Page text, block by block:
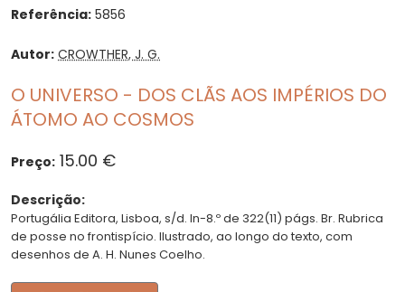
Referência: 5856
Autor: CROWTHER, J. G.
O UNIVERSO - DOS CLÃS AOS IMPÉRIOS DO
ÁTOMO AO COSMOS
Preço: 15.00 €
Descrição:
Portugália Editora, Lisboa, s/d. In-8.º de 322(11) págs. Br. Rubrica
de posse no frontispício. Ilustrado, ao longo do texto, com
desenhos de A. H. Nunes Coelho.